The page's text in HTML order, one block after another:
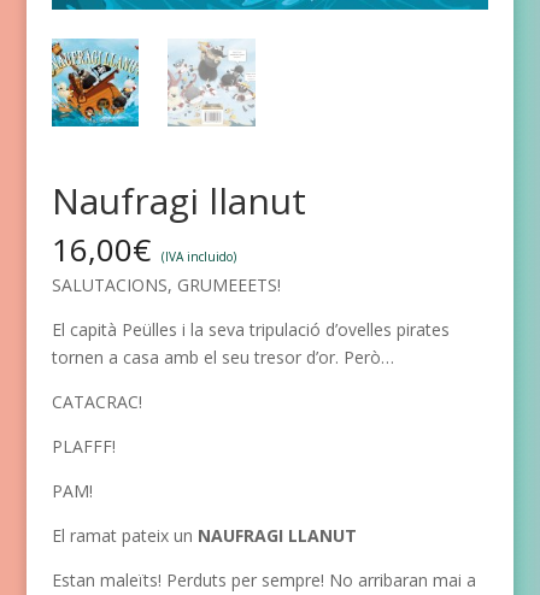
Naufragi llanut
16,00€ (IVA incluido)
SALUTACIONS, GRUMEEETS!
El capità Peülles i la seva tripulació d’ovelles pirates
tornen a casa amb el seu tresor d’or. Però…
CATACRAC!
PLAFFF!
PAM!
El ramat pateix un NAUFRAGI LLANUT
Estan maleïts! Perduts per sempre! No arribaran mai a